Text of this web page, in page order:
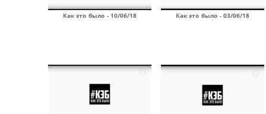
Как это было - 10/06/18 Как это было - 03/06/18